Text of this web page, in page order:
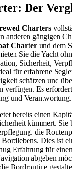
Der
Charters
anderen gängigen
Charter und dem
Sie die Yacht
Sicherheit,
für erfahrene
schätzen und
verfügen. Es
und Verantwortung.
bereits einen
kümmert. Sie
die
Dies ist
Erfahrung für
abgeben
Bordroutine